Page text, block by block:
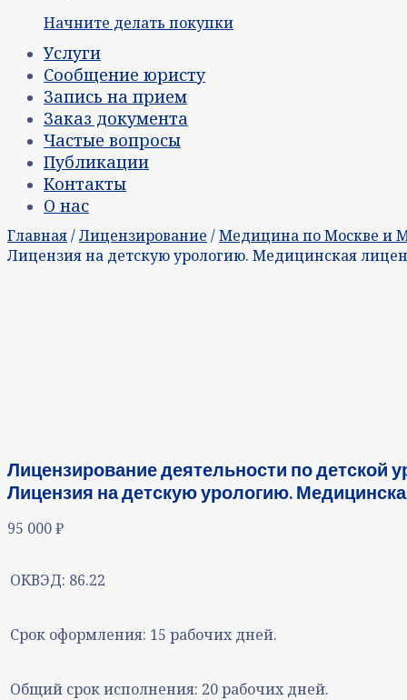
Начните делать покупки
Услуги
Сообщение юристу
Запись на прием
Заказ документа
Частые вопросы
Публикации
Контакты
О нас
Главная/Лицензирование /Медицина по Москве и
Лицензия на детскую урологию. Медицинская
Лицензирование деятельности по детской
Лицензия на детскую урологию.
95 000₽
ОКВЭД: 86.22
Срок оформления: 15 рабочих дней.
Общий срок исполнения: 20 рабочих дней.